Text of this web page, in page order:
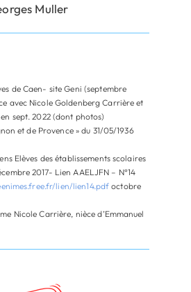
Muller
de Caen- site Geni (septembre
avec Nicole Goldenberg Carrière et
sept. 2022 (dont photos)
et de Provence » du 31/05/1936
Elèves des établissements scolaires
2017- Lien AAELJFN – N°14
lien/lien14.pdf octobre
Nicole Carrière, nièce d’Emmanuel